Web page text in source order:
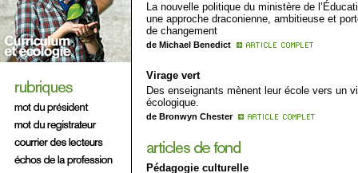
La nouvelle politique du ministère de
une approche draconienne, ambitieuse et
de changement
de Michael Benedict
Virage vert
Des enseignants mènent leur école vers un
écologique.
de Bronwyn Chester
Pédagogie culturelle